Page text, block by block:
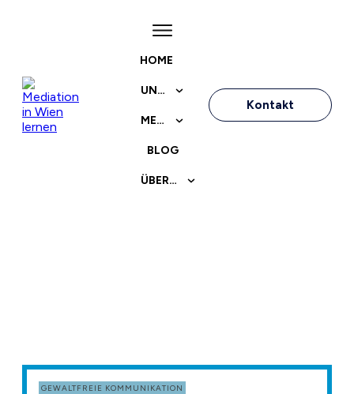
HOME
UNSER ANGEBOT
MEDIATIONSAUSBILDUNG
BLOG
ÜBER UNS
Kontakt
GEWALTFREIE KOMMUNIKATION